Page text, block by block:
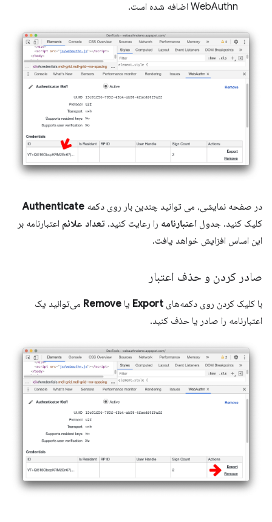
WebAuthn اضافه شده است.
در صفحه نمایشی، می توانید چندین بار روی دکمه Authenticate
کلیک کنید. جدول اعتبارنامه را رعایت کنید. تعداد علائم اعتبارنامه بر
این اساس افزایش خواهد یافت.
صادر کردن و حذف اعتبار
با کلیک کردن روی دکمه‌های Export یا Remove می‌توانید یک
اعتبارنامه را صادر یا حذف کنید.